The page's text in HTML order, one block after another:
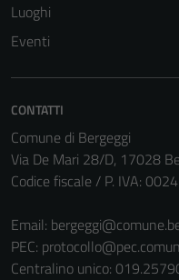
Luoghi
Eventi
CONTATTI
Comune di Bergeggi
Via De Mari 28/D, 17028
Codice fiscale / P. IVA:
Email:
PEC:
Centralino unico: